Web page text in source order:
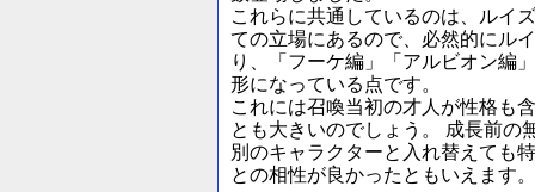
これらに共通しているのは、ルイ
ての立場にあるので、必然的にル
り、「フーケ編」「アルビオン編
形になっている点です。
これには召喚当初の才人が性格も
とも大きいのでしょう。 成長前の
別のキャラクターと入れ替えても
との相性が良かったともいえます。